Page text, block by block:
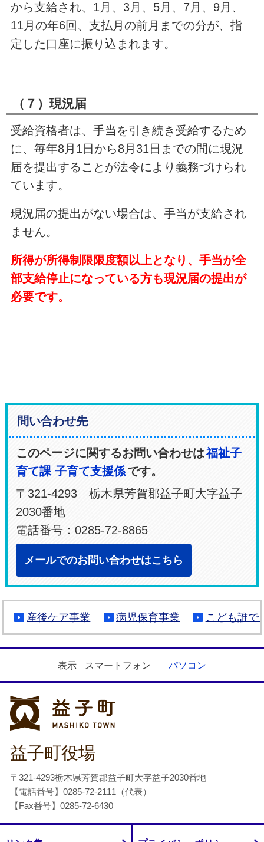
から支給され、1月、3月、5月、7月、9月、
11月の年6回、支払月の前月までの分が、指
定した口座に振り込まれます。
（７）現況届
受給資格者は、手当を引き続き受給するため
に、毎年8月1日から8月31日までの間に現況
届を提出することが法令により義務づけられ
ています。
現況届の提出がない場合は、手当が支給され
ません。
所得が所得制限限度額以上となり、手当が全
部支給停止になっている方も現況届の提出が
必要です。
問い合わせ先
このページに関するお問い合わせは福祉子
育て課 子育て支援係です。
〒321-4293 栃木県芳賀郡益子町大字益子
2030番地
電話番号：0285-72-8865
メールでのお問い合わせはこちら
産後ケア事業 病児保育事業 こども誰で
表示 スマートフォン パソコン
益子町役場
〒321-4293栃木県芳賀郡益子町大字益子2030番地
【電話番号】0285-72-2111（代表）
【Fax番号】0285-72-6430